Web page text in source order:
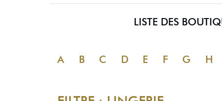
LISTE DES
A B C D E F G H